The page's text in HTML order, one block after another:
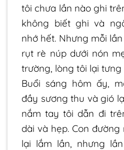
tôi chưa lần nào ghi
không biết ghi và
nhớ hết. Nhưng mỗi
rụt rè núp dưới nón
trường, lòng tôi lại
Buổi sáng hôm ấy,
đầy sương thu và gió
nắm tay tôi dẫn đi
dài và hẹp. Con
lại lắm lần, nhưng